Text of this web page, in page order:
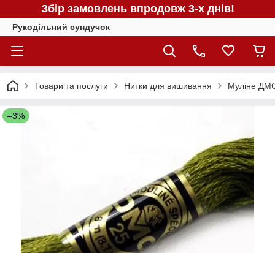
Збір замовлень впродовж 3-х днів!
Рукодільний сундучок
Товари та послуги Нитки для вишивання Муліне
–3%